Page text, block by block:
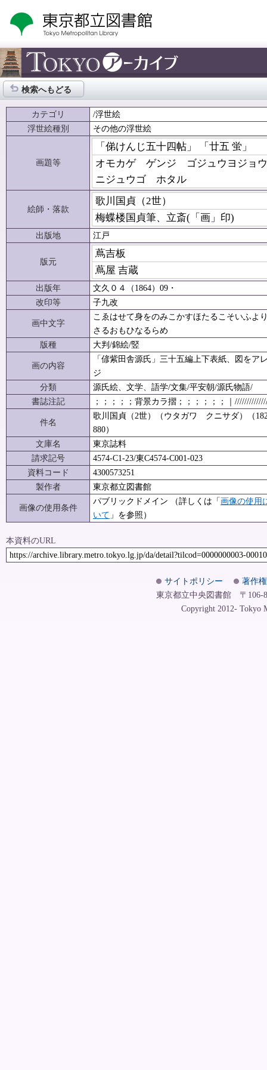
検索へもどる
カテゴリ
/浮世絵
浮世絵種別
その他の浮世絵
画題等
「俤けんじ五十四帖」 「廿五 蛍」
オモカゲ ゲンジ ゴジュウヨジ
ニジュウゴ ホタル
絵師・落款
歌川国貞（2世）
梅蝶楼国貞筆、立斎(「画」印)
出版地 江戸
版元
蔦吉板
蔦屋 吉蔵
出版年
文久０４（1864）09・
改印等
子九改
画中文字
こゑはせて身をのみこかすほたるこそいふよ
さるおもひなるらめ
版種
大判/錦絵/竪
画の内容
「偐紫田舎源氏」三十五編上下表紙、図をア
ジ
分類
源氏絵、文学、語学/文集/平安朝/源氏物語/
書誌注記
；；；；；背景カラ摺；；；；；；｜
件名
歌川国貞（2世）（ウタガワ クニサダ）（
880）
文庫名
東京誌料
請求記号
4574-C1-23/東C4574-C001-023
資料コード
4300573251
製作者
東京都立図書館
画像の使用条件
パブリックドメイン （詳しくは「画像の使用
いて 」を参照）
本資料のURL
https://archive.library.metro.tokyo.lg.jp/da/detail?tilcod=0000000003-
サイトポリシー
著作
東京都立中央図書館 〒106-
Copyright 2012- Tokyo